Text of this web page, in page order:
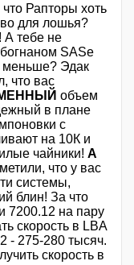
Рапторы хоть
для лошья?
А тебе не
SASе
меньше? Эдак
что вас
объем
в плане
с
на 10К и
чайники! А
что у вас
системы,
блин! За что
7200.12 на пару
скорость в LBA
- 275-280 тысяч.
скорость в